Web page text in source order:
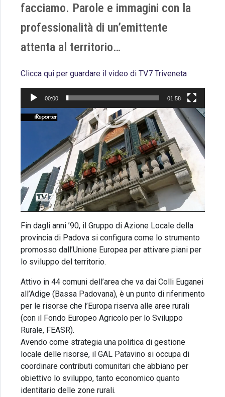
facciamo. Parole e immagini con la
professionalità di un’emittente
attenta al territorio…
Clicca qui per guardare il video di TV7 Triveneta
Video
00:00 01:58
Fin dagli anni ’90, il Gruppo di Azione Locale della
provincia di Padova si configura come lo strumento
promosso dall’Unione Europea per attivare piani per
lo sviluppo del territorio.
Attivo in 44 comuni dell’area che va dai Colli Euganei
all’Adige (Bassa Padovana), è un punto di riferimento
per le risorse che l’Europa riserva alle aree rurali
(con il Fondo Europeo Agricolo per lo Sviluppo
Rurale, FEASR).
Avendo come strategia una politica di gestione
locale delle risorse, il GAL Patavino si occupa di
coordinare contributi comunitari che abbiano per
obiettivo lo sviluppo, tanto economico quanto
identitario delle zone rurali.